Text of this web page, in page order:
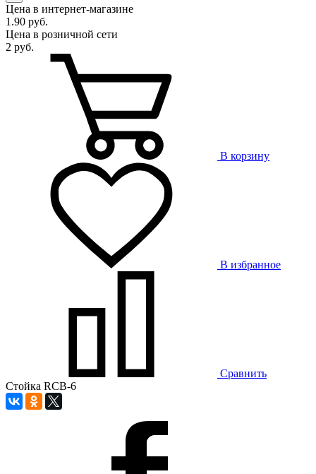
Цена в интернет-магазине
1.90 руб.
Цена в розничной сети
2 руб.
В корзину
В избранное
Сравнить
Стойка RCB-6